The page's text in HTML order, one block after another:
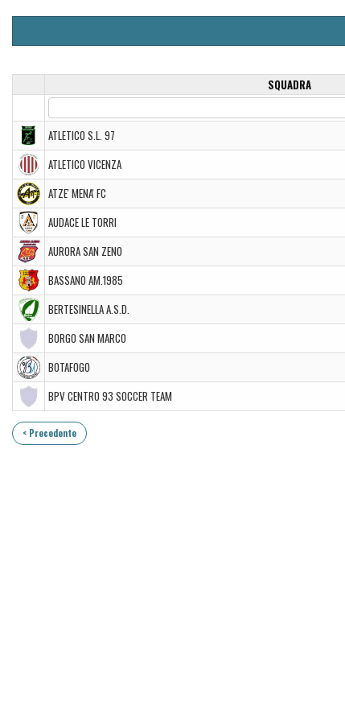
SQUADRA
ATLETICO S.L. 97
ATLETICO VICENZA
ATZE' MENA' FC
AUDACE LE TORRI
AURORA SAN ZENO
BASSANO AM.1985
BERTESINELLA A.S.D.
BORGO SAN MARCO
BOTAFOGO
BPV CENTRO 93 SOCCER TEAM
< Precedente